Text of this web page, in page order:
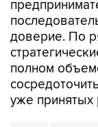
доверие. По
полном
уже принятых
ЕАЭС Армения